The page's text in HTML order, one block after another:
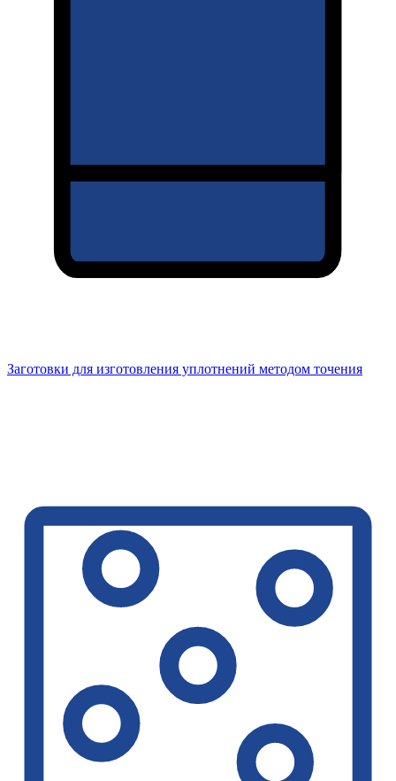
Заготовки для изготовления уплотнений методом точения